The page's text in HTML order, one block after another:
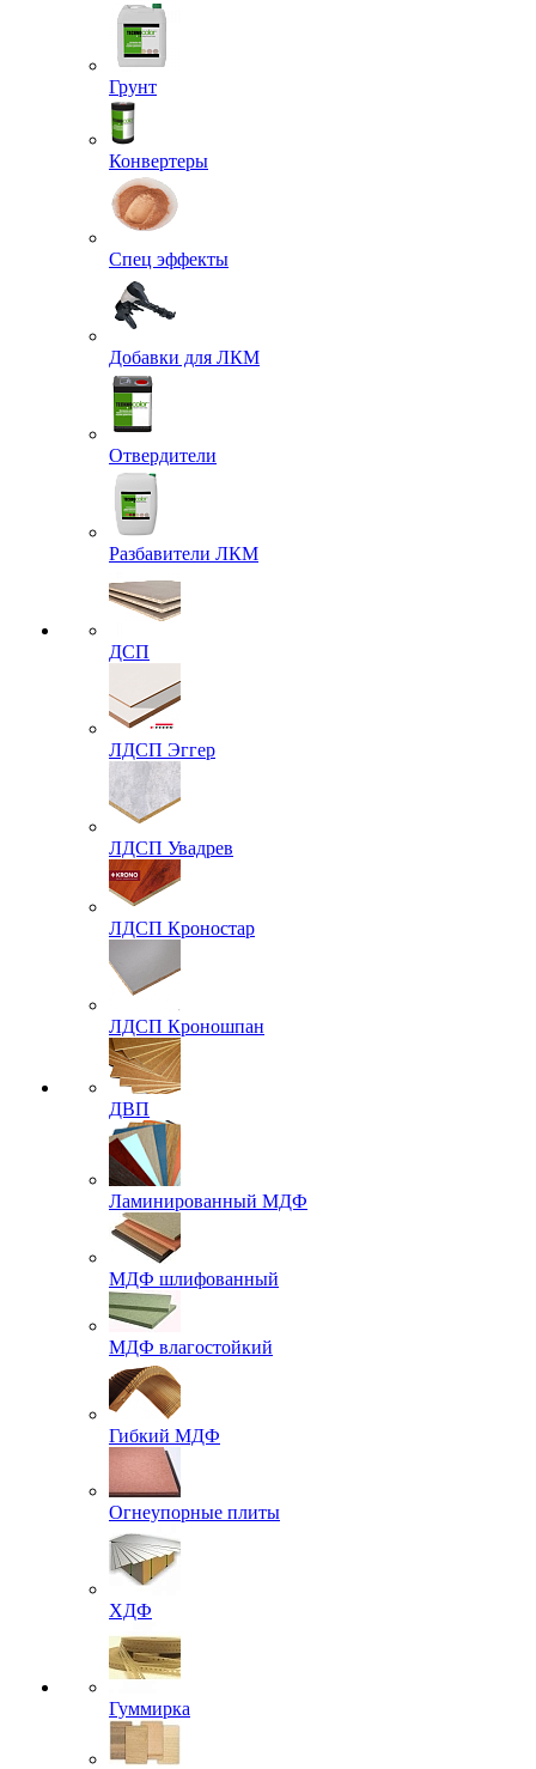
Грунт
Конвертеры
Спец эффекты
Добавки для ЛКМ
Отвердители
Разбавители ЛКМ
ДСП
ЛДСП Эггер
ЛДСП Увадрев
ЛДСП Кроностар
ЛДСП Кроношпан
ДВП
Ламинированный МДФ
МДФ шлифованный
МДФ влагостойкий
Гибкий МДФ
Огнеупорные плиты
ХДФ
Гуммирка